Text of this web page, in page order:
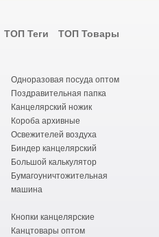
ТОП Теги
ТОП Товары
Одноразовая посуда оптом
Поздравительная папка
Канцелярский ножик
Короба архивные
Освежителей воздуха
Биндер канцелярский
Большой калькулятор
Бумагоуничтожительная
машина
Кнопки канцелярские
Канцтовары оптом